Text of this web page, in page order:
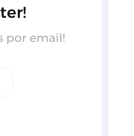
por email!